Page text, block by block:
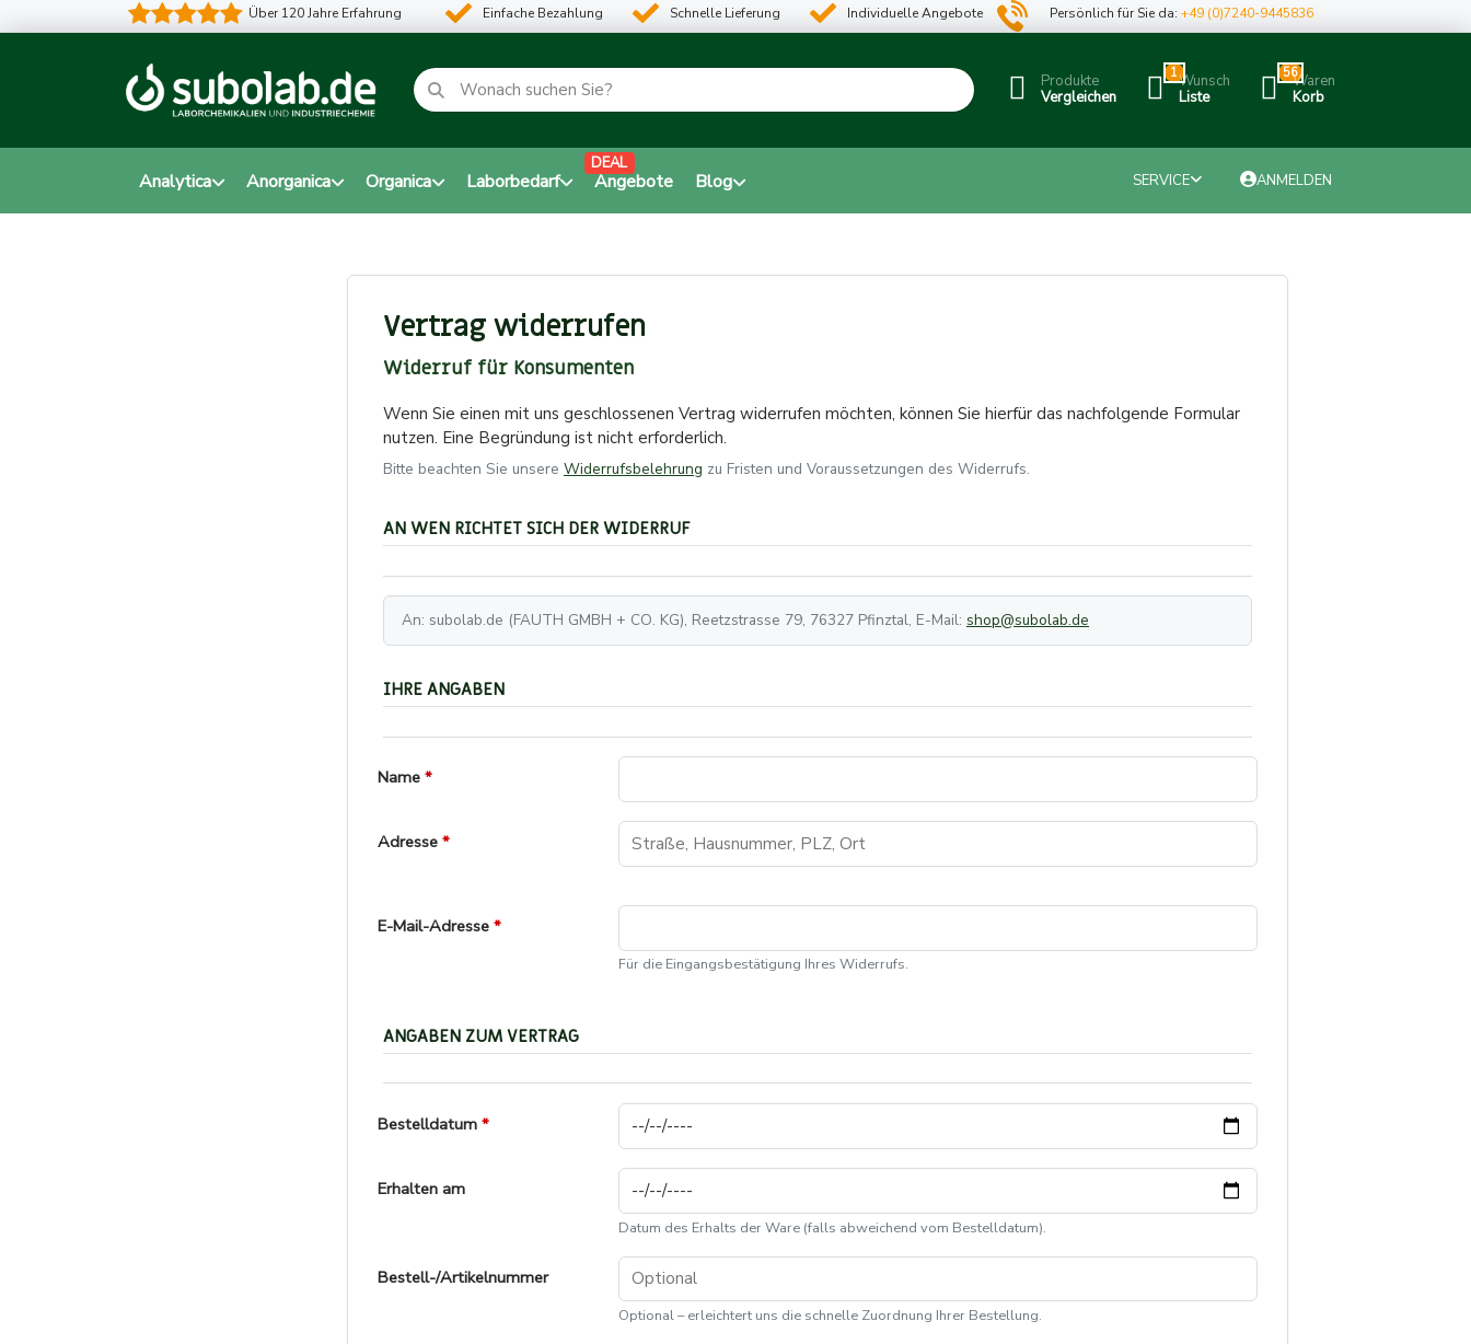
Über 120 Jahre Erfahrung Einfache Bezahlung Schnelle Lieferung Individuelle Angebote Persönlich für Sie da:+49 (0)7240-9445836
Produkte
Vergleichen
1Wunsch
Liste
56Waren
Korb
Analytica Anorganica Organica Laborbedarf Angebote
DEAL
Blog SERVICE ANMELDEN
Vertrag widerrufen
Widerruf für Konsumenten
Wenn Sie einen mit uns geschlossenen Vertrag widerrufen möchten, können Sie hierfür das nachfolgende Formular
nutzen. Eine Begründung ist nicht erforderlich.
Bitte beachten Sie unsere Widerrufsbelehrung zu Fristen und Voraussetzungen des Widerrufs.
AN WEN RICHTET SICH DER WIDERRUF
An: subolab.de (FAUTH GMBH + CO. KG), Reetzstrasse 79, 76327 Pfinztal, E-Mail: shop@subolab.de
IHRE ANGABEN
Name
Adresse
E-Mail-Adresse
Für die Eingangsbestätigung Ihres Widerrufs.
ANGABEN ZUM VERTRAG
Bestelldatum
Erhalten am
Datum des Erhalts der Ware (falls abweichend vom Bestelldatum).
Bestell-/Artikelnummer
Optional – erleichtert uns die schnelle Zuordnung Ihrer Bestellung.